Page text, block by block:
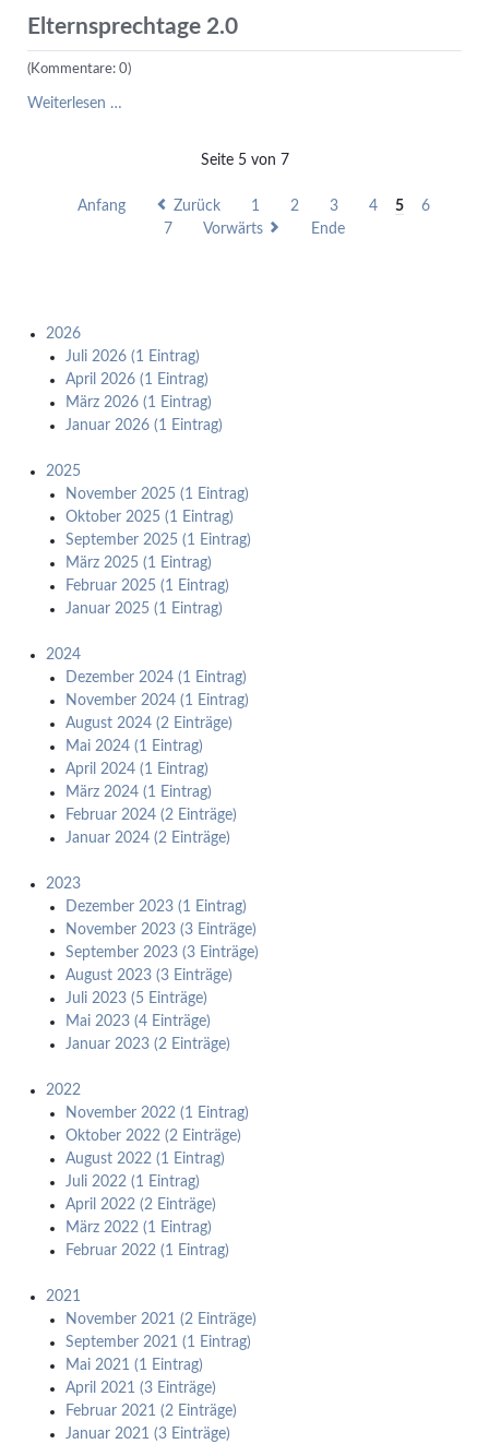
Elternsprechtage 2.0
(Kommentare: 0)
Weiterlesen …
Seite 5 von 7
Anfang Zurück 1 2 3 4 5
6
7
Vorwärts Ende
2026
Juli 2026 (1 Eintrag)
April 2026 (1 Eintrag)
März 2026 (1 Eintrag)
Januar 2026 (1 Eintrag)
2025
November 2025 (1 Eintrag)
Oktober 2025 (1 Eintrag)
September 2025 (1 Eintrag)
März 2025 (1 Eintrag)
Februar 2025 (1 Eintrag)
Januar 2025 (1 Eintrag)
2024
Dezember 2024 (1 Eintrag)
November 2024 (1 Eintrag)
August 2024 (2 Einträge)
Mai 2024 (1 Eintrag)
April 2024 (1 Eintrag)
März 2024 (1 Eintrag)
Februar 2024 (2 Einträge)
Januar 2024 (2 Einträge)
2023
Dezember 2023 (1 Eintrag)
November 2023 (3 Einträge)
September 2023 (3 Einträge)
August 2023 (3 Einträge)
Juli 2023 (5 Einträge)
Mai 2023 (4 Einträge)
Januar 2023 (2 Einträge)
2022
November 2022 (1 Eintrag)
Oktober 2022 (2 Einträge)
August 2022 (1 Eintrag)
Juli 2022 (1 Eintrag)
April 2022 (2 Einträge)
März 2022 (1 Eintrag)
Februar 2022 (1 Eintrag)
2021
November 2021 (2 Einträge)
September 2021 (1 Eintrag)
Mai 2021 (1 Eintrag)
April 2021 (3 Einträge)
Februar 2021 (2 Einträge)
Januar 2021 (3 Einträge)